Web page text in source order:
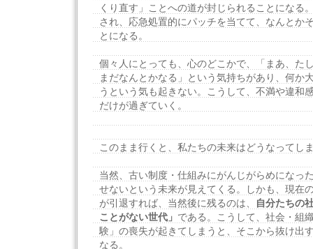
くり直す」ことへの道が封じられることになる
され、応急処置的にパッチを当てて、なんとか
とになる。
個々人にとっても、心のどこかで、「まあ、た
まだなんとかなる」という気持ちがあり、何か
うという気も起きない。こうして、不満や違和
だけが過ぎていく。
このまま行くと、私たちの未来はどうなってし
当然、古い制度・仕組みにがんじがらめになっ
せないという未来が見えてくる。しかも、現在
が引退すれば、当然後に残るのは、
自分たちの
ことがない世代」 である。こうして、社会・組
験」の喪失が起きてしまうと、そこから抜け出
なる。